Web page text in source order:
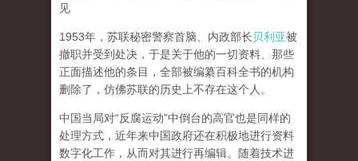
见
1953年，苏联秘密警察首脑、内政部长贝利亚被
撤职并受到处决，于是关于他的一切资料、那些
正面描述他的条目，全部被编纂百科全书的机构
删除了，仿佛苏联的历史上不存在这个人。
中国当局对“反腐运动”中倒台的高官也是同样的
处理方式，近年来中国政府还在积极地进行资料
数字化工作，从而对其进行再编辑。随着技术进